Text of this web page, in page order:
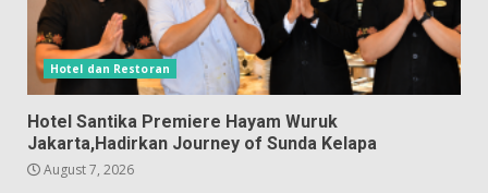
Hotel dan Restoran
Hotel Santika Premiere Hayam Wuruk
Jakarta,Hadirkan Journey of Sunda Kelapa
August 7, 2026